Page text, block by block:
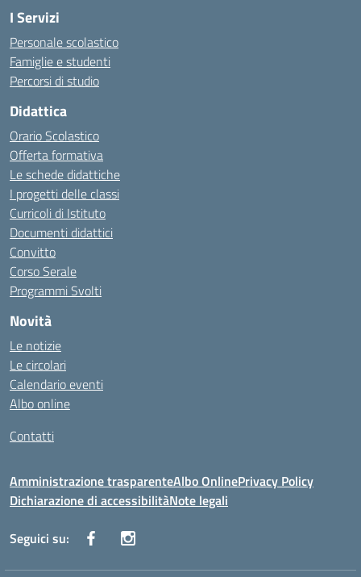
I Servizi
Personale scolastico
Famiglie e studenti
Percorsi di studio
Didattica
Orario Scolastico
Offerta formativa
Le schede didattiche
I progetti delle classi
Curricoli di Istituto
Documenti didattici
Convitto
Corso Serale
Programmi Svolti
Novità
Le notizie
Le circolari
Calendario eventi
Albo online
Contatti
Amministrazione trasparenteAlbo OnlinePrivacy Policy
Dichiarazione di accessibilitàNote legali
Seguici su: